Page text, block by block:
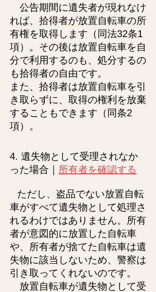
公告期間に遺失者が現れなけ
れば、拾得者が放置自転車の所
有権を取得します（同法32条1
項）。その後は放置自転車を自
分で利用するのも、処分するの
も拾得者の自由です。
また、拾得者は放置自転車を引
き取らずに、取得の権利を放棄
することもできます（同条2
項）。
4. 遺失物として受理されなか
った場合｜ 所有者を確認する
ただし、盗品でない放置自転
車がすべて遺失物として処理さ
れるわけではありません。所有
者が意図的に放置した自転車
や、所有者が捨てた自転車は遺
失物に該当しないため、警察は
引き取ってくれないのです。
放置自転車が遺失物として受